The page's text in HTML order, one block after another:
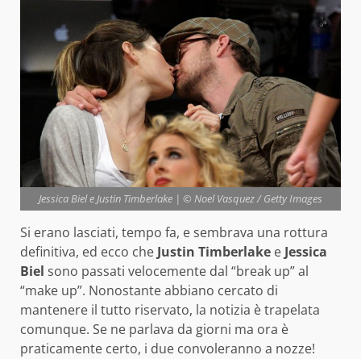
Jessica Biel e Justin Timberlake | © Noel Vasquez / Getty Images
Si erano lasciati, tempo fa, e sembrava una rottura
definitiva, ed ecco che Justin Timberlake e Jessica
Biel sono passati velocemente dal “break up” al
“make up”. Nonostante abbiano cercato di
mantenere il tutto riservato, la notizia è trapelata
comunque. Se ne parlava da giorni ma ora è
praticamente certo, i due convoleranno a nozze!